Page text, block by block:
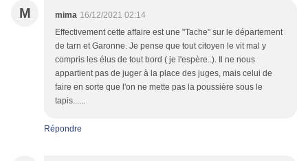
M mima 16/12/2021 02:14
Effectivement cette affaire est une "Tache" sur le département
de tarn et Garonne. Je pense que tout citoyen le vit mal y
compris les élus de tout bord ( je l'espère..). Il ne nous
appartient pas de juger à la place des juges, mais celui de
faire en sorte que l'on ne mette pas la poussière sous le
tapis......
Répondre